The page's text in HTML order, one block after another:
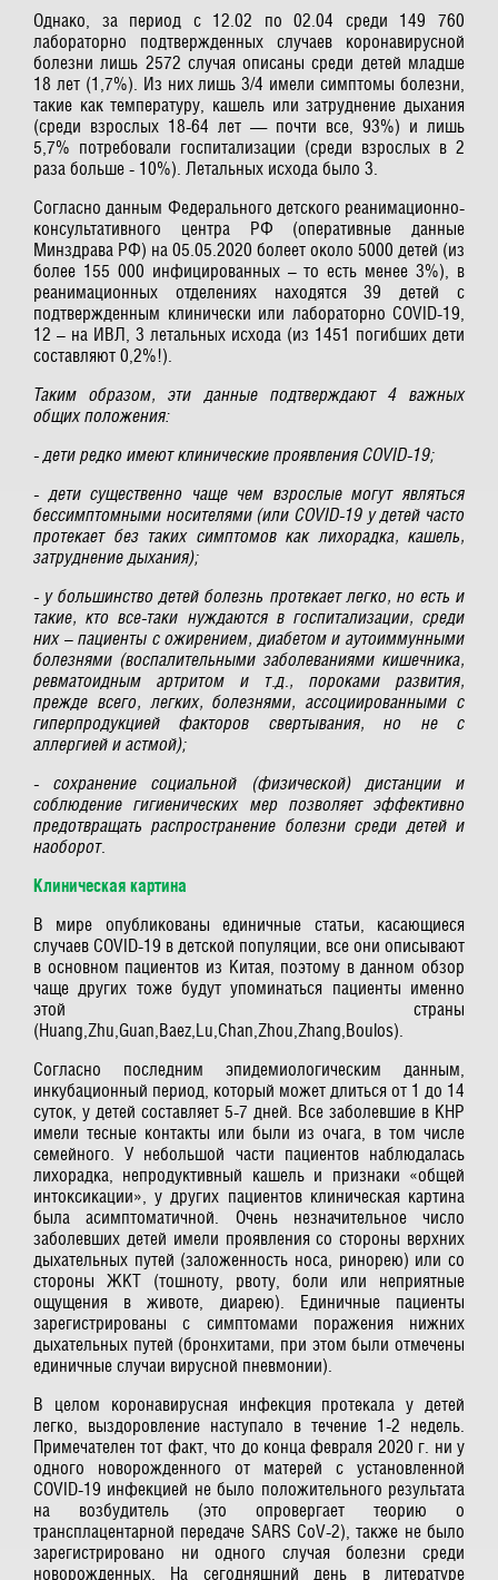
Однако, за период с 12.02 по 02.04 среди 149 760
лабораторно подтвержденных случаев коронавирусной
болезни лишь 2572 случая описаны среди детей младше
18 лет (1,7%). Из них лишь 3/4 имели симптомы болезни,
такие как температуру, кашель или затруднение дыхания
(среди взрослых 18-64 лет — почти все, 93%) и лишь
5,7% потребовали госпитализации (среди взрослых в 2
раза больше - 10%). Летальных исхода было 3.
Согласно данным Федерального детского реанимационно-
консультативного центра РФ (оперативные данные
Минздрава РФ) на 05.05.2020 болеет около 5000 детей (из
более 155 000 инфицированных – то есть менее 3%), в
реанимационных отделениях находятся 39 детей с
подтвержденным клинически или лабораторно COVID-19,
12 – на ИВЛ, 3 летальных исхода (из 1451 погибших дети
составляют 0,2%!).
Таким образом, эти данные подтверждают 4 важных
общих положения:
- дети редко имеют клинические проявления COVID-19;
- дети существенно чаще чем взрослые могут являться
бессимптомными носителями (или COVID-19 у детей часто
протекает без таких симптомов как лихорадка, кашель,
затруднение дыхания);
- у большинство детей болезнь протекает легко, но есть и
такие, кто все-таки нуждаются в госпитализации, среди
них – пациенты с ожирением, диабетом и аутоиммунными
болезнями (воспалительными заболеваниями кишечника,
ревматоидным артритом и т.д., пороками развития,
прежде всего, легких, болезнями, ассоциированными с
гиперпродукцией факторов свертывания, но не с
аллергией и астмой);
- сохранение социальной (физической) дистанции и
соблюдение гигиенических мер позволяет эффективно
предотвращать распространение болезни среди детей и
наоборот.
Клиническая картина
В мире опубликованы единичные статьи, касающиеся
случаев COVID-19 в детской популяции, все они описывают
в основном пациентов из Китая, поэтому в данном обзор
чаще других тоже будут упоминаться пациенты именно
этой страны
(Huang,Zhu,Guan,Baez,Lu,Chan,Zhou,Zhang,Boulos).
Согласно последним эпидемиологическим данным,
инкубационный период, который может длиться от 1 до 14
суток, у детей составляет 5-7 дней. Все заболевшие в КНР
имели тесные контакты или были из очага, в том числе
семейного. У небольшой части пациентов наблюдалась
лихорадка, непродуктивный кашель и признаки «общей
интоксикации», у других пациентов клиническая картина
была асимптоматичной. Очень незначительное число
заболевших детей имели проявления со стороны верхних
дыхательных путей (заложенность носа, ринорею) или со
стороны ЖКТ (тошноту, рвоту, боли или неприятные
ощущения в животе, диарею). Единичные пациенты
зарегистрированы с симптомами поражения нижних
дыхательных путей (бронхитами, при этом были отмечены
единичные случаи вирусной пневмонии).
В целом коронавирусная инфекция протекала у детей
легко, выздоровление наступало в течение 1-2 недель.
Примечателен тот факт, что до конца февраля 2020 г. ни у
одного новорожденного от матерей с установленной
COVID-19 инфекцией не было положительного результата
на возбудитель (это опровергает теорию о
трансплацентарной передаче SARS CoV-2), также не было
зарегистрировано ни одного случая болезни среди
новорожденных. На сегодняшний день в литературе